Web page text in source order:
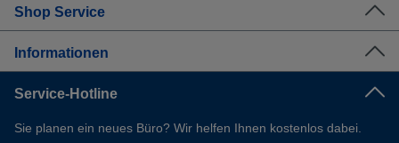
Shop Service
Informationen
Service-Hotline
Sie planen ein neues Büro? Wir helfen Ihnen kostenlos dabei.